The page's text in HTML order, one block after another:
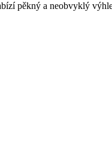
pěkný a neobvyklý